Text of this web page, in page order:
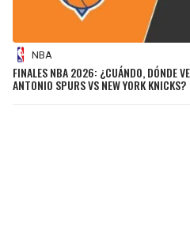
NBA
FINALES NBA 2026: ¿CUÁNDO, DÓNDE
ANTONIO SPURS VS NEW YORK KNICKS?